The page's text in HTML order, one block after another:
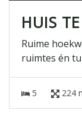
HUIS
Ruime
ruimtes én
5 224